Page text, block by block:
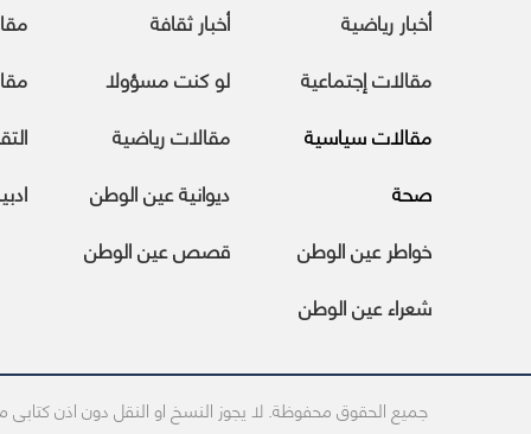
أخبار رياضية
أخبار ثقافة
مقالات إجتماعية
لو كنت مسؤولا
مقالات سياسية
مقالات رياضية
صحة
ديوانية عين الوطن
خواطر عين الوطن
قصص عين الوطن
شعراء عين الوطن
جميع الحقوق محفوظة. لا يجوز النسخ او النقل دون اذن